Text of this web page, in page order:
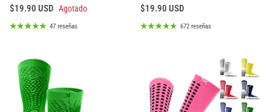
$19.90 USD Agotado
47 reseñas
$19.90 USD
672 reseñas